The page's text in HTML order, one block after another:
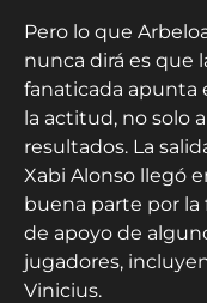
Pero lo que
nunca dirá es que
fanaticada apunta
la actitud, no solo
resultados. La
Xabi Alonso llegó
buena parte por la
de apoyo de
jugadores,
Vinicius.